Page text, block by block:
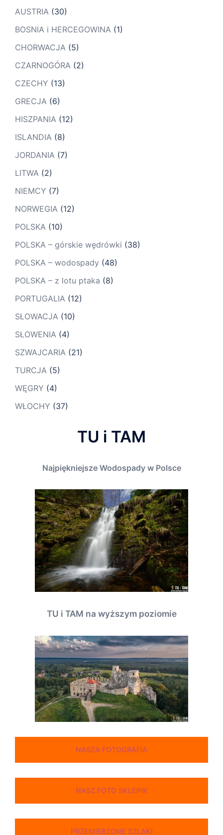
AUSTRIA (30)
BOSNIA i HERCEGOWINA (1)
CHORWACJA (5)
CZARNOGÓRA (2)
CZECHY (13)
GRECJA (6)
HISZPANIA (12)
ISLANDIA (8)
JORDANIA (7)
LITWA (2)
NIEMCY (7)
NORWEGIA (12)
POLSKA (10)
POLSKA – górskie wędrówki (38)
POLSKA – wodospady (48)
POLSKA – z lotu ptaka (8)
PORTUGALIA (12)
SŁOWACJA (10)
SŁOWENIA (4)
SZWAJCARIA (21)
TURCJA (5)
WĘGRY (4)
WŁOCHY (37)
TU i TAM
Najpiękniejsze Wodospady w Polsce
TU i TAM na wyższym poziomie
NASZA FOTOGRAFIA
NASZ FOTO SKLEPIK
PRZEMIERZONE SZLAKI